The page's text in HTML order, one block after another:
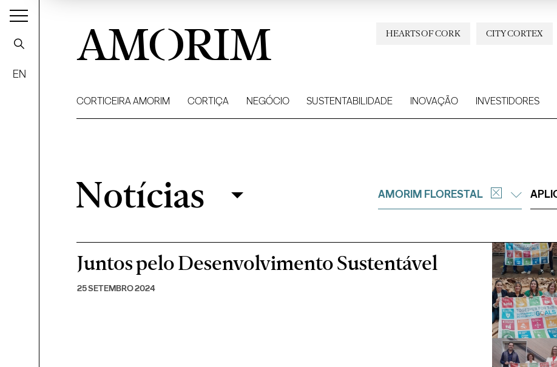
EN
AMORIM CITY CORTEX
HEARTS OF CORK
CORTICEIRA AMORIM CORTIÇA NEGÓCIO SUSTENTABILIDADE INOVAÇÃO INVESTIDORES
Filtrar
Notícias AMORIM FLORESTAL
Juntos pelo Desenvolvimento Sustentável
25 SETEMBRO 2024